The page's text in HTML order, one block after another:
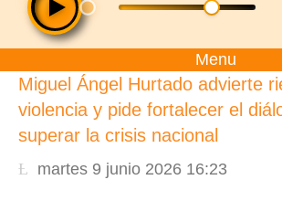
Menu
Miguel Ángel Hurtado advierte
violencia y pide fortalecer el
superar la crisis nacional
martes 9 junio 2026 16:23